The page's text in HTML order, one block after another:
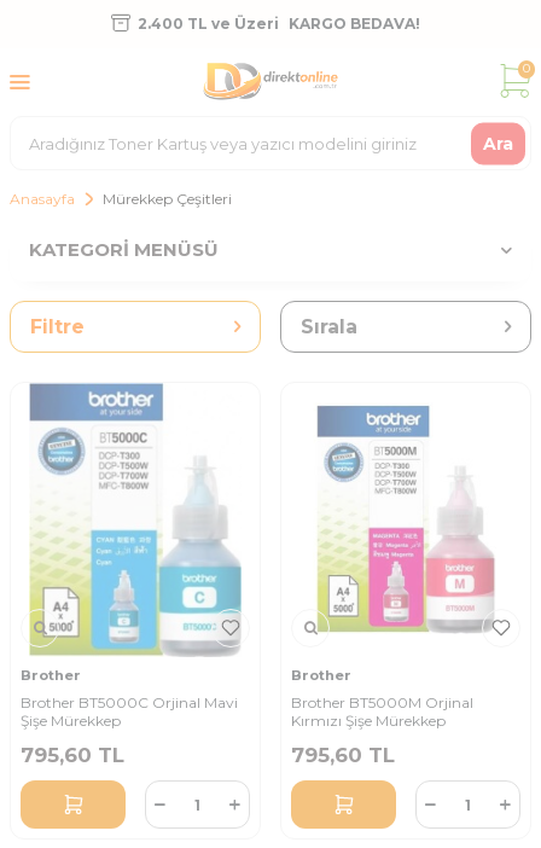
2.400 TL ve Üzeri KARGO BEDAVA!
Ara
0
Anasayfa Mürekkep Çeşitleri
KATEGORI MENÜSÜ
Filtre Sırala
Brother
Brother BT5000C Orjinal Mavi
Şişe Mürekkep
795,60 TL
Brother
Brother BT5000M Orjinal
Kırmızı Şişe Mürekkep
795,60 TL